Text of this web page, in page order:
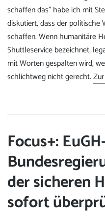
schaffen das” habe ich mit
diskutiert, dass der
schaffen. Wenn humanitäre
Shuttleservice bezeichnet,
mit Worten gespalten wird,
schlichtweg nicht gerecht.
Focus+:
der sicheren
sofort